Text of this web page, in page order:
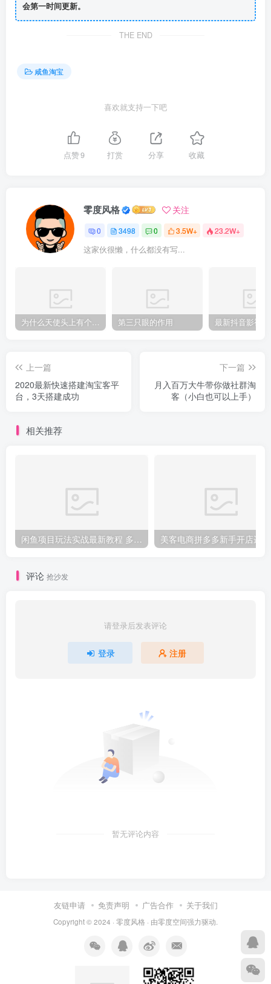
会第一时间更新。
THE END
咸鱼淘宝
喜欢就支持一下吧
点赞9 打赏 分享 收藏
零度风格 关注
0 3498 0 3.5W+ 23.2W+
这家伙很懒，什么都没有写...
为什么天使头上有个圈？ 第三只眼的作用
上一篇
2020最新快速搭建淘宝客平
台，3天搭建成功
下一篇
月入百万大牛带你做社群淘
客（小白也可以上手）
相关推荐
闲鱼项目玩法实战最新教程 多号批量操作 一个月收益几万
评论 抢沙发
请登录后发表评论
登录 注册
暂无评论内容
友链申请 免责声明 广告合作 关于我们
Copyright © 2024 · 零度风格 · 由零度空间强力驱动.